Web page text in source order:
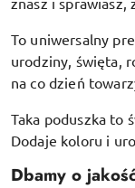
To uniwersalny
urodziny, święta,
na co dzień
Taka poduszka to
Dodaje koloru i
Dbamy o